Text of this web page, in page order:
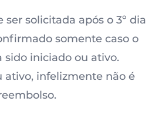
ser solicitada após o 3º dia
somente caso o
sido iniciado ou ativo.
ativo, infelizmente não é